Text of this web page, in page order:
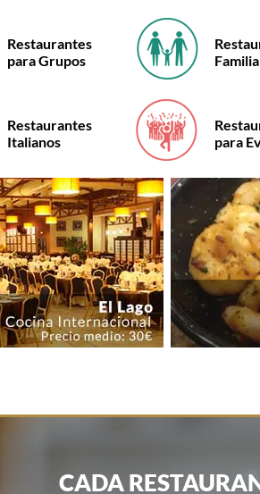
Restaurantes
para Grupos
Restaurantes
Italianos
para
CADA